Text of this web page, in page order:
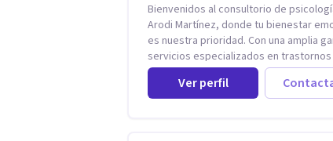
Bienvenidos al consultorio de
Arodi Martínez, donde tu bienestar
es nuestra prioridad. Con una amplia
servicios especializados en
ansiedad, depresión y otros trastornos
emocionales, estamos dedicados a
mejor tratamiento para mejorar tu
Ver perfil